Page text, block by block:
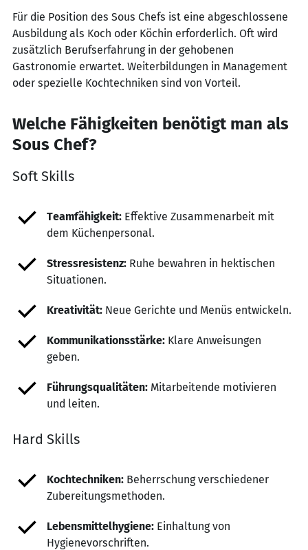
Für die Position des Sous Chefs ist eine abgeschlossene
Ausbildung als Koch oder Köchin erforderlich. Oft wird
zusätzlich Berufserfahrung in der gehobenen
Gastronomie erwartet. Weiterbildungen in Management
oder spezielle Kochtechniken sind von Vorteil.
Welche Fähigkeiten benötigt man als
Sous Chef?
Soft Skills
Teamfähigkeit: Effektive Zusammenarbeit mit
dem Küchenpersonal.
Stressresistenz: Ruhe bewahren in hektischen
Situationen.
Kreativität: Neue Gerichte und Menüs entwickeln.
Kommunikationsstärke: Klare Anweisungen
geben.
Führungsqualitäten: Mitarbeitende motivieren
und leiten.
Hard Skills
Kochtechniken: Beherrschung verschiedener
Zubereitungsmethoden.
Lebensmittelhygiene: Einhaltung von
Hygienevorschriften.